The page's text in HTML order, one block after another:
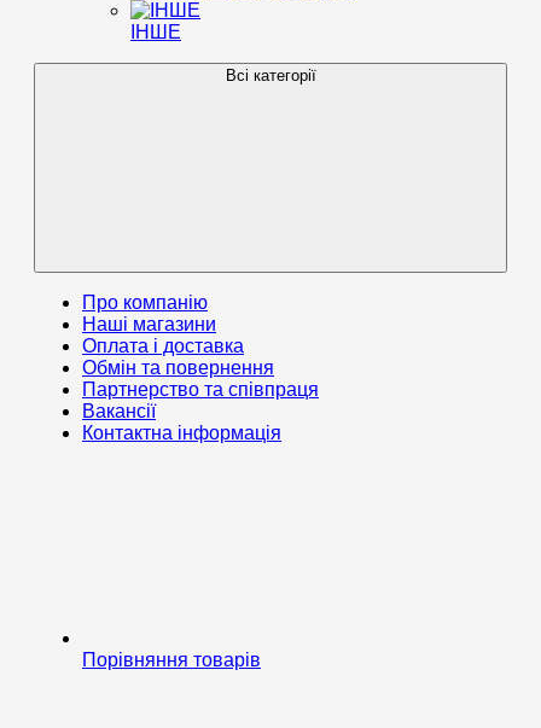
ІНШЕ
Всі категорії
Про компанію
Наші магазини
Оплата і доставка
Обмін та повернення
Партнерство та співпраця
Вакансії
Контактна інформація
Порівняння товарів